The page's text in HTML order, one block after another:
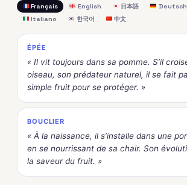
Français English 日本語 Deutsch
Italiano
한국어 中文
ÉPÉE
« Il vit toujours dans sa pomme. S’il
oiseau, son prédateur naturel, il se fait
simple fruit pour se protéger. »
BOUCLIER
« À la naissance, il s’installe dans une
en se nourrissant de sa chair. Son
la saveur du fruit. »